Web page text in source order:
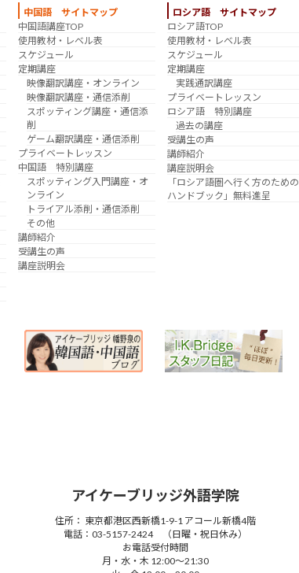
中国語 サイトマップ
中国語講座TOP
使用教材・レベル表
スケジュール
定期講座
映像翻訳講座・オンライン
映像翻訳講座・通信添削
スポッティング講座・通信添
削
ゲーム翻訳講座・通信添削
プライベートレッスン
中国語 特別講座
スポッティング入門講座・オ
ンライン
トライアル添削・通信添削
その他
講師紹介
受講生の声
講座説明会
ロシア語 サイトマップ
ロシア語TOP
使用教材・レベル表
スケジュール
定期講座
実践通訳講座
プライベートレッスン
ロシア語 特別講座
過去の講座
受講生の声
講師紹介
講座説明会
「ロシア語圏へ行く方のための
ハンドブック」無料進呈
アイケーブリッジ外語学院
住所： 東京都港区西新橋1-9-1 アコール新橋4階
電話：03-5157-2424 （日曜・祝日休み）
お電話受付時間
月・水・木 12:00～21:30